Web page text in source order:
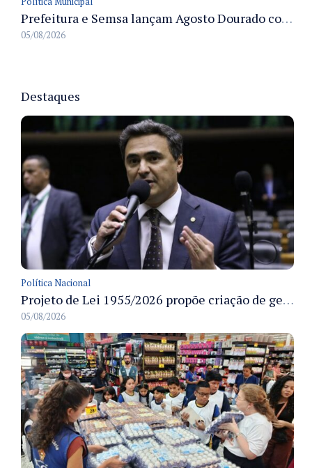
Prefeitura e Semsa lançam Agosto Dourado com ações para fortalecer o aleitamento materno em Manaus
05/08/2026
Destaques
Política Nacional
Projeto de Lei 1955/2026 propõe criação de geração livre de fumo ao restringir venda de vapes a nascidos desde 1º de janeiro de 2009
05/08/2026